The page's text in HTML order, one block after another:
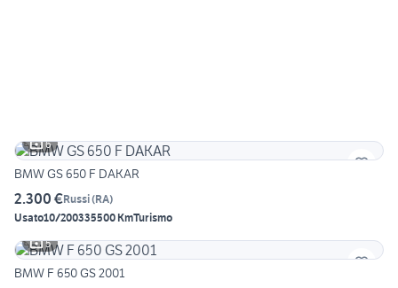
6
BMW GS 650 F DAKAR
2.300 €Russi(RA)
Usato10/200335500 KmTurismo
5
BMW F 650 GS 2001